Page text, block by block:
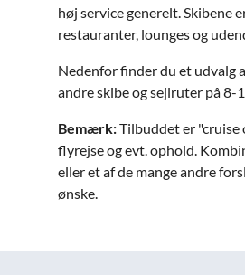
høj service generelt. Skibene
restauranter, lounges og
Nedenfor finder du et udvalg
andre skibe og sejlruter på
Bemærk:Tilbuddet er "cruise
flyrejse og evt. ophold.
eller et af de mange andre
ønske.